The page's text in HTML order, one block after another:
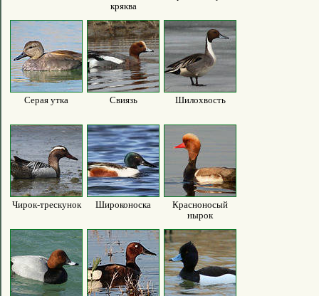
кряква
Серая утка Свиязь Шилохвость
Чирок-трескунок Широконоска
Красноносый
нырок